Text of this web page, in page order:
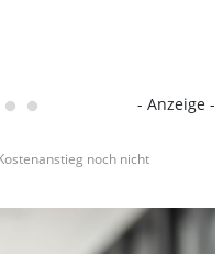
- Anzeige -
noch nicht